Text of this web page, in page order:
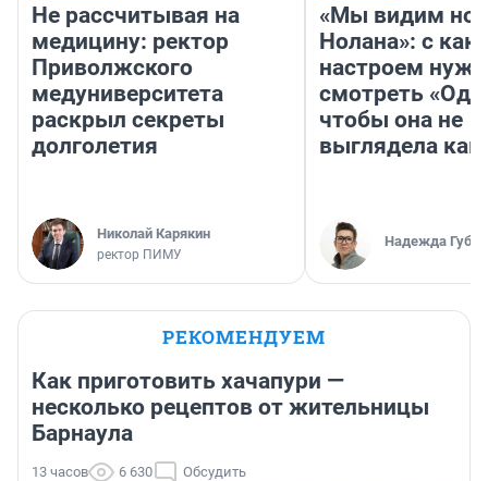
Не рассчитывая на
медицину: ректор
Приволжского
медуниверситета
раскрыл секреты
долголетия
Николай Карякин
ректор ПИМУ
«Мы видим
Нолана»: с
настроем
смотреть
чтобы она не
выглядела как
Надежда
РЕКОМЕНДУЕМ
Как приготовить хачапури —
несколько рецептов от жительницы
Барнаула
13 часов 6 630 Обсудить